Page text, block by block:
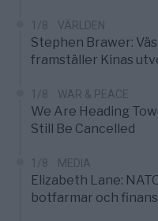
1/8 VÄRLDEN
Stephen Brawer:
framställer Kinas
1/8 WAR & PEACE
We Are Heading
Still Be Cancelled
1/8 MEDIA
Elizabeth Lane:
botfarmar och